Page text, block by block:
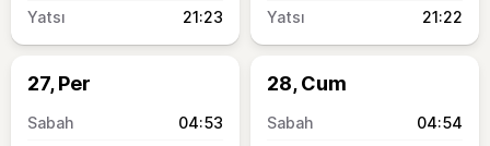
21:23
21:22
27, Per
04:53
28, Cum
04:54